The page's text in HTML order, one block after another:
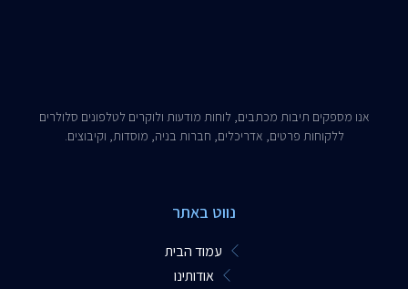
אנו מספקים תיבות מכתבים, לוחות מודעות ולוקרים לטלפונים סלולרים
ללקוחות פרטים, אדריכלים, חברות בניה, מוסדות, וקיבוצים.​
נווט באתר
עמוד הבית
אודותינו